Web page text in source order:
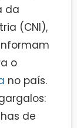
da
(CNI),
o
no país.
de